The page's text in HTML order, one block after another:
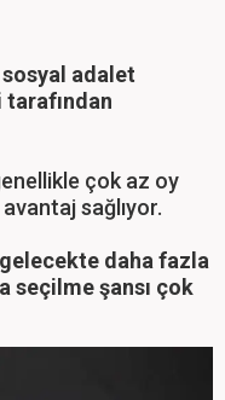
adalet
çok az oy
sağlıyor.
daha fazla
seçilme şansı çok